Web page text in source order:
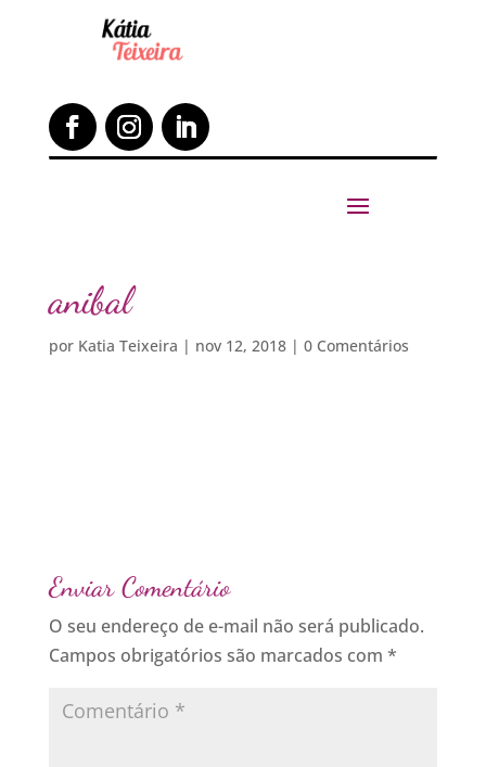
anibal
por Katia Teixeira | nov 12, 2018| 0 Comentários
Enviar Comentário
O seu endereço de e-mail não será publicado.
Campos obrigatórios são marcados com *